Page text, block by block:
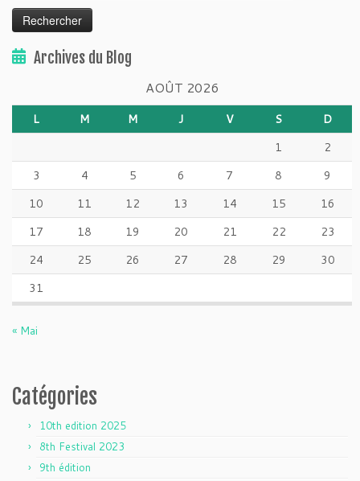
Archives du Blog
AOÛT 2026
L M M J V S
D
1
2
3
4 5 6 7 8
9
10
11 12 13 14 15
16
17
18 19 20 21 22
23
24
25 26 27 28 29
30
31
« Mai
Catégories
10th edition 2025
8th Festival 2023
9th édition